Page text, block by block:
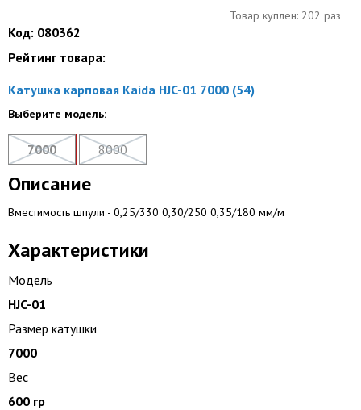
Товар куплен: 202 раз
Код: 080362
Рейтинг товара:
Катушка карповая Kaida HJC-01 7000 (54)
Выберите модель:
7000 8000
Описание
Вместимость шпули - 0,25/330 0,30/250 0,35/180 мм/м
Характеристики
Модель
HJC-01
Размер катушки
7000
Вес
600 гр